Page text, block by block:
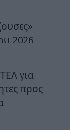
2026
για
προς